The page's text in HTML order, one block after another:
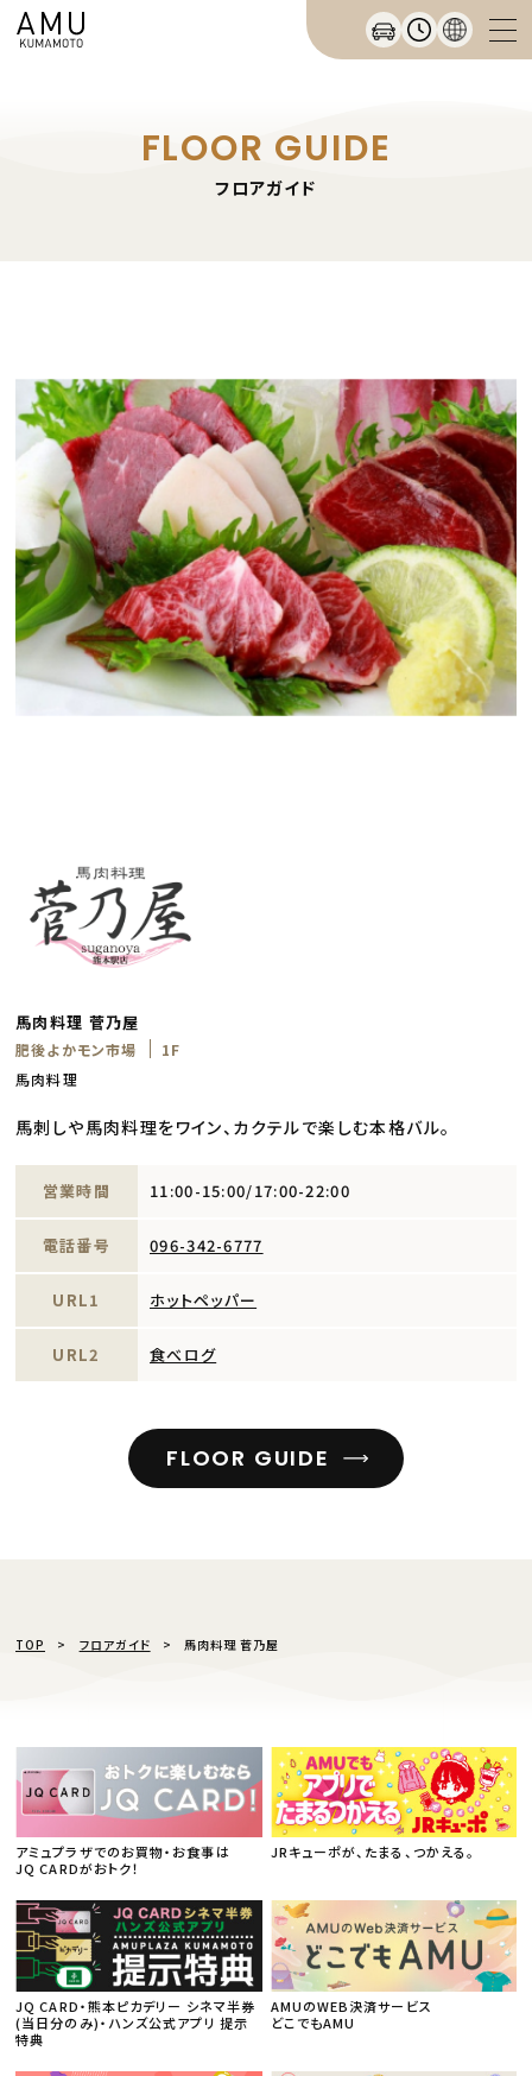
FLOOR GUIDE
フロアガイド
馬肉料理 菅乃屋
肥後よかモン市場
1F
馬肉料理
馬刺しや馬肉料理をワイン、カクテルで楽しむ本格バル。
営業時間 11:00-15:00/17:00-22:00
電話番号 096-342-6777
URL1 ホットペッパー
URL2 食べログ
FLOOR GUIDE
TOP フロアガイド 馬肉料理 菅乃屋
アミュプラザでのお買物・お食事は
JQ CARDがおトク！
JRキューポが、たまる、つかえる。
JQ CARD・熊本ピカデリー シネマ半券
(当日分のみ)・ハンズ公式アプリ 提示
特典
AMUのWEB決済サービス
どこでもAMU